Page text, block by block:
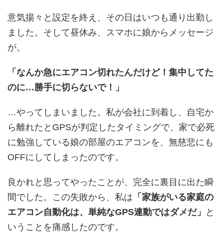
意気揚々と設定を終え、その日はいつも通り出勤し
ました。そして昼休み、スマホに娘からメッセージ
が。
「なんか急にエアコン切れたんだけど！集中してた
のに…勝手に切らないで！」
…やってしまいました。私が会社に到着し、自宅か
ら離れたとGPSが判定したタイミングで、家で必死
に勉強している娘の部屋のエアコンを、無慈悲にも
OFFにしてしまったのです。
良かれと思ってやったことが、完全に裏目に出た瞬
間でした。この失敗から、私は 「家族がいる家庭の
エアコン自動化は、単純なGPS連動ではダメだ」
と
いうことを痛感したのです。